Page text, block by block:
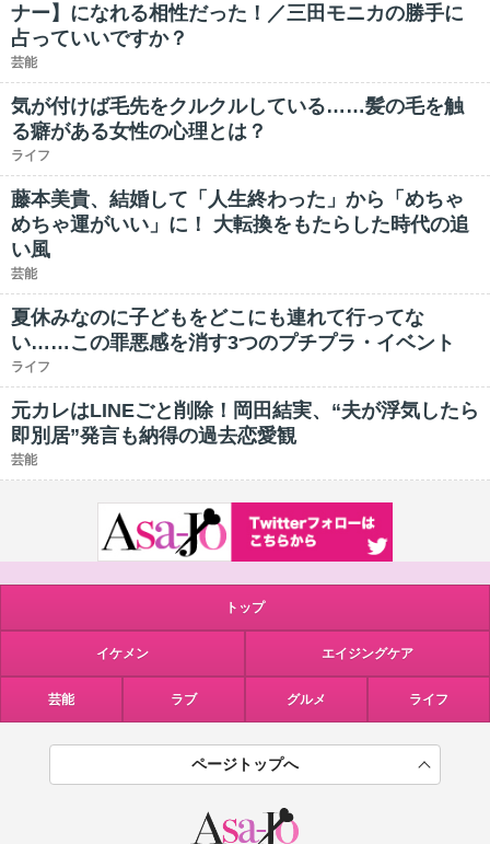
ナー】になれる相性だった！／三田モニカの勝手に
占っていいですか？
芸能
気が付けば毛先をクルクルしている……髪の毛を触
る癖がある女性の心理とは？
ライフ
藤本美貴、結婚して「人生終わった」から「めちゃ
めちゃ運がいい」に！ 大転換をもたらした時代の追
い風
芸能
夏休みなのに子どもをどこにも連れて行ってな
い……この罪悪感を消す3つのプチプラ・イベント
ライフ
元カレはLINEごと削除！岡田結実、“夫が浮気したら
即別居”発言も納得の過去恋愛観
芸能
トップ
イケメン エイジングケア
芸能 ラブ グルメ ライフ
ページトップへ